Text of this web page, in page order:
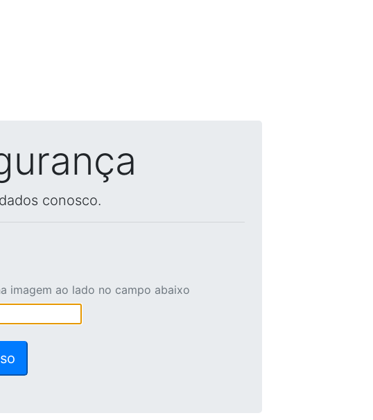
conosco.
imagem ao lado no campo abaixo